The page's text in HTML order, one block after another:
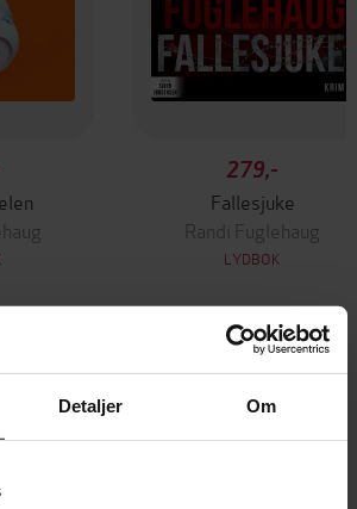
Detaljer Om
279,-
Fallesjuke
Randi Fuglehaug
LYDBOK
kjøpt